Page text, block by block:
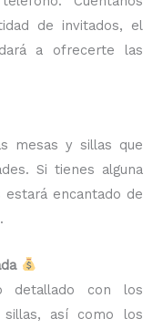
de invitados, el
a ofrecerte las
mesas y sillas que
Si tienes alguna
encantado de
detallado con los
así como los